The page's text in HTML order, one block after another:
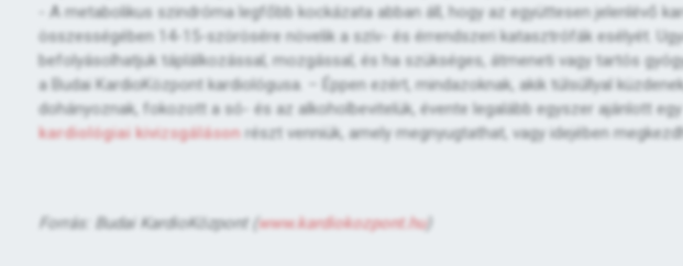
- A metabolikus szindróma legfőbb kockázata abban áll, hogy az együttesen jelenlévő
összességében 14-15-szörösére növelik a szív- és érrendszeri katasztrófák esélyét.
befolyásolhatjuk táplálkozással, mozgással, és ha szükséges, átmeneti vagy tartós
a Budai KardioKözpont kardiológusa. – Éppen ezért, mindazoknak, akik túlsúllyal
dohányoznak, fokozott a só- és az alkoholbevitelük, évente legalább egyszer ajánlott
kardiológiai kivizsgáláson részt venniük, amely megnyugtathat, vagy idejében
Forrás: Budai KardioKözpont ( www.kardiokozpont.hu)